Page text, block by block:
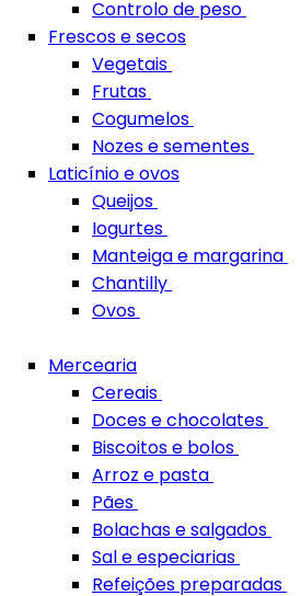
Controlo de peso
Frescos e secos
Vegetais
Frutas
Cogumelos
Nozes e sementes
Laticínio e ovos
Queijos
Iogurtes
Manteiga e margarina
Chantilly
Ovos
Mercearia
Cereais
Doces e chocolates
Biscoitos e bolos
Arroz e pasta
Pães
Bolachas e salgados
Sal e especiarias
Refeições preparadas